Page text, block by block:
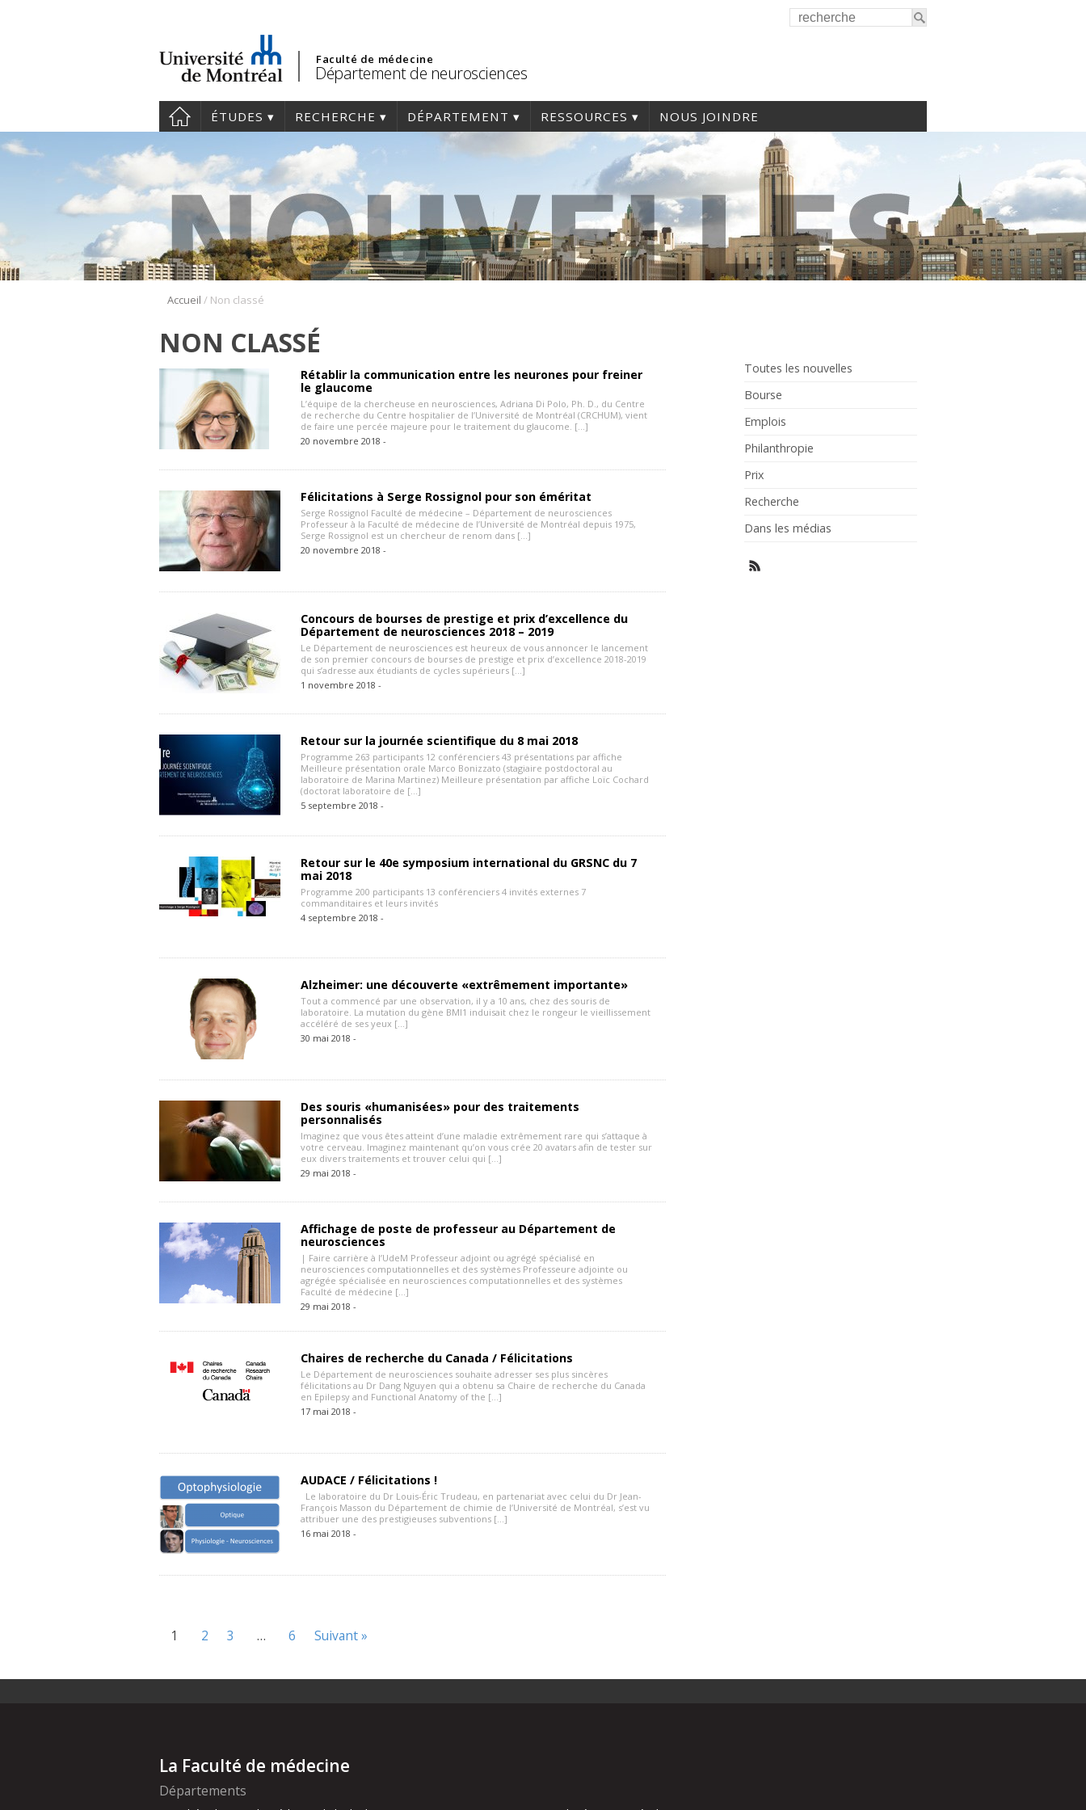
Faculté de médecine
Département de neurosciences
ÉTUDES RECHERCHE DÉPARTEMENT RESSOURCES NOUS JOINDRE
Accueil / Non classé
NON CLASSÉ
Rétablir la communication entre les neurones pour freiner
le glaucome
L’équipe de la chercheuse en neurosciences, Adriana Di Polo, Ph. D., du Centre
de recherche du Centre hospitalier de l’Université de Montréal (CRCHUM), vient
de faire une percée majeure pour le traitement du glaucome. […]
20 novembre 2018 -
Félicitations à Serge Rossignol pour son éméritat
Serge Rossignol Faculté de médecine – Département de neurosciences
Professeur à la Faculté de médecine de l’Université de Montréal depuis 1975,
Serge Rossignol est un chercheur de renom dans […]
20 novembre 2018 -
Concours de bourses de prestige et prix d’excellence du
Département de neurosciences 2018 – 2019
Le Département de neurosciences est heureux de vous annoncer le lancement
de son premier concours de bourses de prestige et prix d’excellence 2018-2019
qui s’adresse aux étudiants de cycles supérieurs […]
1 novembre 2018 -
Retour sur la journée scientifique du 8 mai 2018
Programme 263 participants 12 conférenciers 43 présentations par affiche
Meilleure présentation orale Marco Bonizzato (stagiaire postdoctoral au
laboratoire de Marina Martinez) Meilleure présentation par affiche Loïc Cochard
(doctorat laboratoire de […]
5 septembre 2018 -
Retour sur le 40e symposium international du GRSNC du 7
mai 2018
Programme 200 participants 13 conférenciers 4 invités externes 7
commanditaires et leurs invités
4 septembre 2018 -
Alzheimer: une découverte «extrêmement importante»
Tout a commencé par une observation, il y a 10 ans, chez des souris de
laboratoire. La mutation du gène BMI1 induisait chez le rongeur le vieillissement
accéléré de ses yeux […]
30 mai 2018 -
Des souris «humanisées» pour des traitements
personnalisés
Imaginez que vous êtes atteint d’une maladie extrêmement rare qui s’attaque à
votre cerveau. Imaginez maintenant qu’on vous crée 20 avatars afin de tester sur
eux divers traitements et trouver celui qui […]
29 mai 2018 -
Affichage de poste de professeur au Département de
neurosciences
| Faire carrière à l’UdeM Professeur adjoint ou agrégé spécialisé en
neurosciences computationnelles et des systèmes Professeure adjointe ou
agrégée spécialisée en neurosciences computationnelles et des systèmes
Faculté de médecine […]
29 mai 2018 -
Chaires de recherche du Canada / Félicitations
Le Département de neurosciences souhaite adresser ses plus sincères
félicitations au Dr Dang Nguyen qui a obtenu sa Chaire de recherche du Canada
en Epilepsy and Functional Anatomy of the […]
17 mai 2018 -
AUDACE / Félicitations !
Le laboratoire du Dr Louis-Éric Trudeau, en partenariat avec celui du Dr Jean-
François Masson du Département de chimie de l’Université de Montréal, s’est vu
attribuer une des prestigieuses subventions […]
16 mai 2018 -
1 2 3 … 6 Suivant »
Toutes les nouvelles
Bourse
Emplois
Philanthropie
Prix
Recherche
Dans les médias
La Faculté de médecine
Départements